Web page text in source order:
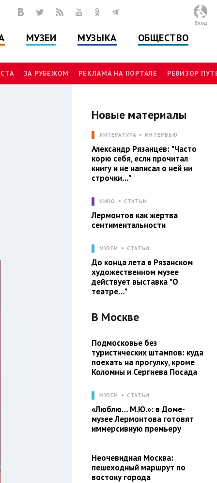
МУЗЕИ МУЗЫКА ОБЩЕСТВО
Вход
ЗА РУБЕЖОМ РЕКЛАМА НА ПОРТАЛЕ РЕВИЗОР
Новые материалы
ЛИТЕРАТУРА ИНТЕРВЬЮ
Александр Рязанцев: "Часто
корю себя, если прочитал
книгу и не написал о ней ни
строчки…"
КИНО СТАТЬИ
Лермонтов как жертва
сентиментальности
МУЗЕИ СТАТЬИ
До конца лета в Рязанском
художественном музее
действует выставка "О
театре…"
В Москве
Подмосковье без
туристических штампов: куда
поехать на прогулку, кроме
Коломны и Сергиева Посада
МУЗЕИ СТАТЬИ
«Люблю… М.Ю.»: в Доме-
музее Лермонтова готовят
иммерсивную премьеру
Неочевидная Москва:
пешеходный маршрут по
востоку города